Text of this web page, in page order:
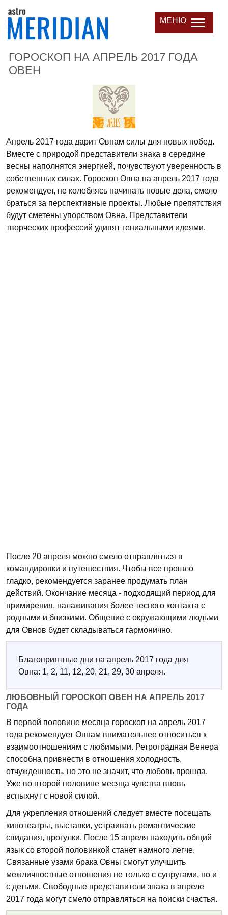
МЕНЮ
ГОРОСКОП НА АПРЕЛЬ 2017 ГОДА
ОВЕН
Апрель 2017 года дарит Овнам силы для новых побед.
Вместе с природой представители знака в середине
весны наполнятся энергией, почувствуют уверенность в
собственных силах. Гороскоп Овна на апрель 2017 года
рекомендует, не колеблясь начинать новые дела, смело
браться за перспективные проекты. Любые препятствия
будут сметены упорством Овна. Представители
творческих профессий удивят гениальными идеями.
После 20 апреля можно смело отправляться в
командировки и путешествия. Чтобы все прошло
гладко, рекомендуется заранее продумать план
действий. Окончание месяца - подходящий период для
примирения, налаживания более тесного контакта с
родными и близкими. Общение с окружающими людьми
для Овнов будет складываться гармонично.
Благоприятные дни на апрель 2017 года для
Овна: 1, 2, 11, 12, 20, 21, 29, 30 апреля.
ЛЮБОВНЫЙ ГОРОСКОП ОВЕН НА АПРЕЛЬ 2017
ГОДА
В первой половине месяца гороскоп на апрель 2017
года рекомендует Овнам внимательнее относиться к
взаимоотношениям с любимыми. Ретроградная Венера
способна привнести в отношения холодность,
отчужденность, но это не значит, что любовь прошла.
Уже во второй половине месяца чувства вновь
вспыхнут с новой силой.
Для укрепления отношений следует вместе посещать
кинотеатры, выставки, устраивать романтические
свидания, прогулки. После 15 апреля находить общий
язык со второй половинкой станет намного легче.
Связанные узами брака Овны смогут улучшить
межличностные отношения не только с супругами, но и
с детьми. Свободные представители знака в апреле
2017 года могут смело отправляться на поиски счастья.